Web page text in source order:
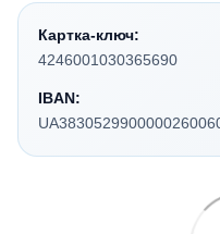
Картка-ключ:
4246001030365690
IBAN: